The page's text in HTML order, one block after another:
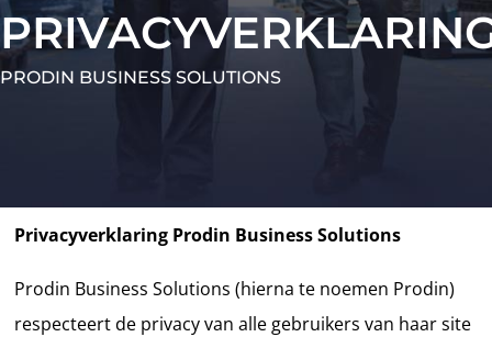
PRODIN BUSINESS SOLUTIONS
Privacyverklaring Prodin Business Solutions
Prodin Business Solutions (hierna te noemen Prodin)
respecteert de privacy van alle gebruikers van haar site